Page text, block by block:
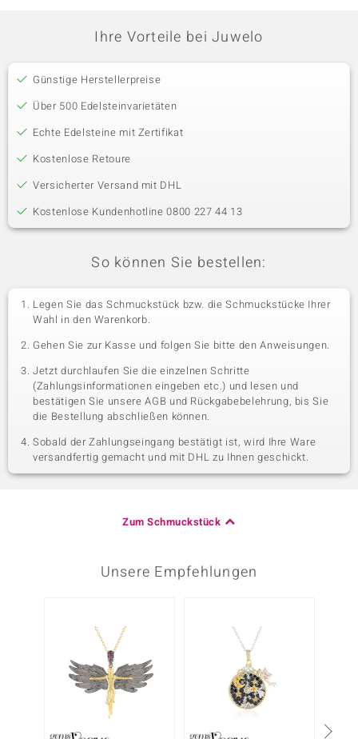
Ihre Vorteile bei Juwelo
Günstige Herstellerpreise
Über 500 Edelsteinvarietäten
Echte Edelsteine mit Zertifikat
Kostenlose Retoure
Versicherter Versand mit DHL
Kostenlose Kundenhotline 0800 227 44 13
So können Sie bestellen:
Legen Sie das Schmuckstück bzw. die Schmuckstücke Ihrer
Wahl in den Warenkorb.
Gehen Sie zur Kasse und folgen Sie bitte den Anweisungen.
Jetzt durchlaufen Sie die einzelnen Schritte
(Zahlungsinformationen eingeben etc.) und lesen und
bestätigen Sie unsere AGB und Rückgabebelehrung, bis Sie
die Bestellung abschließen können.
Sobald der Zahlungseingang bestätigt ist, wird Ihre Ware
versandfertig gemacht und mit DHL zu Ihnen geschickt.
Zum Schmuckstück
Unsere Empfehlungen